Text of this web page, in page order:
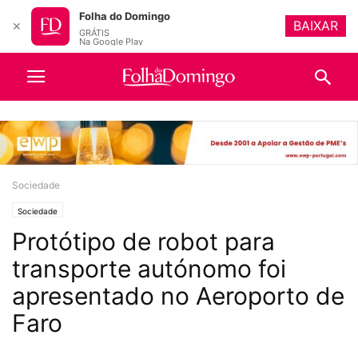
Sociedade
Sociedade
Protótipo de robot para
transporte autónomo foi
apresentado no Aeroporto de
Faro
✕
Folha do Domingo
GRÁTIS
Na Google Play
BAIXAR